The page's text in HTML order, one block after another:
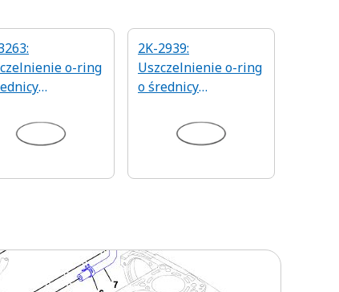
o-ring
2K-2939:
Uszczelnienie o-ring
o średnicy
177,39mm